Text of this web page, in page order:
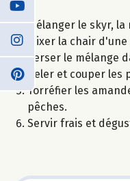
Mélanger le skyr,
Mixer la chair
Verser le mélange
Peler et couper
Torréfier les
pêches.
Servir frais et